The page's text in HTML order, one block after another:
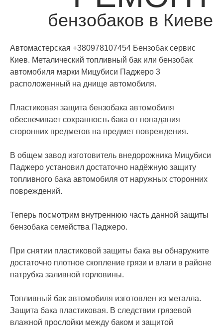
бензобаков в Киеве
Автомастерская +380978107454 Бензобак сервис
Киев. Металический топливный бак или бензобак
автомобиля марки Мицубиси Паджеро 3
расположенный на днище автомобиля.
Пластиковая защита бензобака автомобиля
обеспечивает сохранность бака от попадания
сторонних предметов на предмет повреждения.
В общем завод изготовитель внедорожника Мицубиси
Паджеро установил достаточно надёжную защиту
топливного бака автомобиля от наружных сторонних
повреждений.
Теперь посмотрим внутреннюю часть данной защиты
бензобака семейства Паджеро.
При снятии пластиковой защиты бака вы обнаружите
достаточно плотное скопление грязи и влаги в районе
патрубка заливной горловины.
Топливный бак автомобиля изготовлен из металла.
Защита бака пластиковая. В следствии грязевой
влажной прослойки между баком и защитой